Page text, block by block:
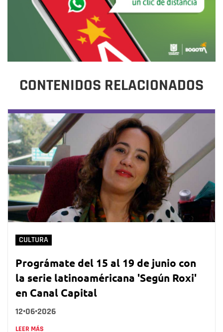
CONTENIDOS RELACIONADOS
CULTURA
Prográmate del 15 al 19 de junio con
la serie latinoaméricana 'Según Roxi'
en Canal Capital
12•06•2026
LEER MÁS